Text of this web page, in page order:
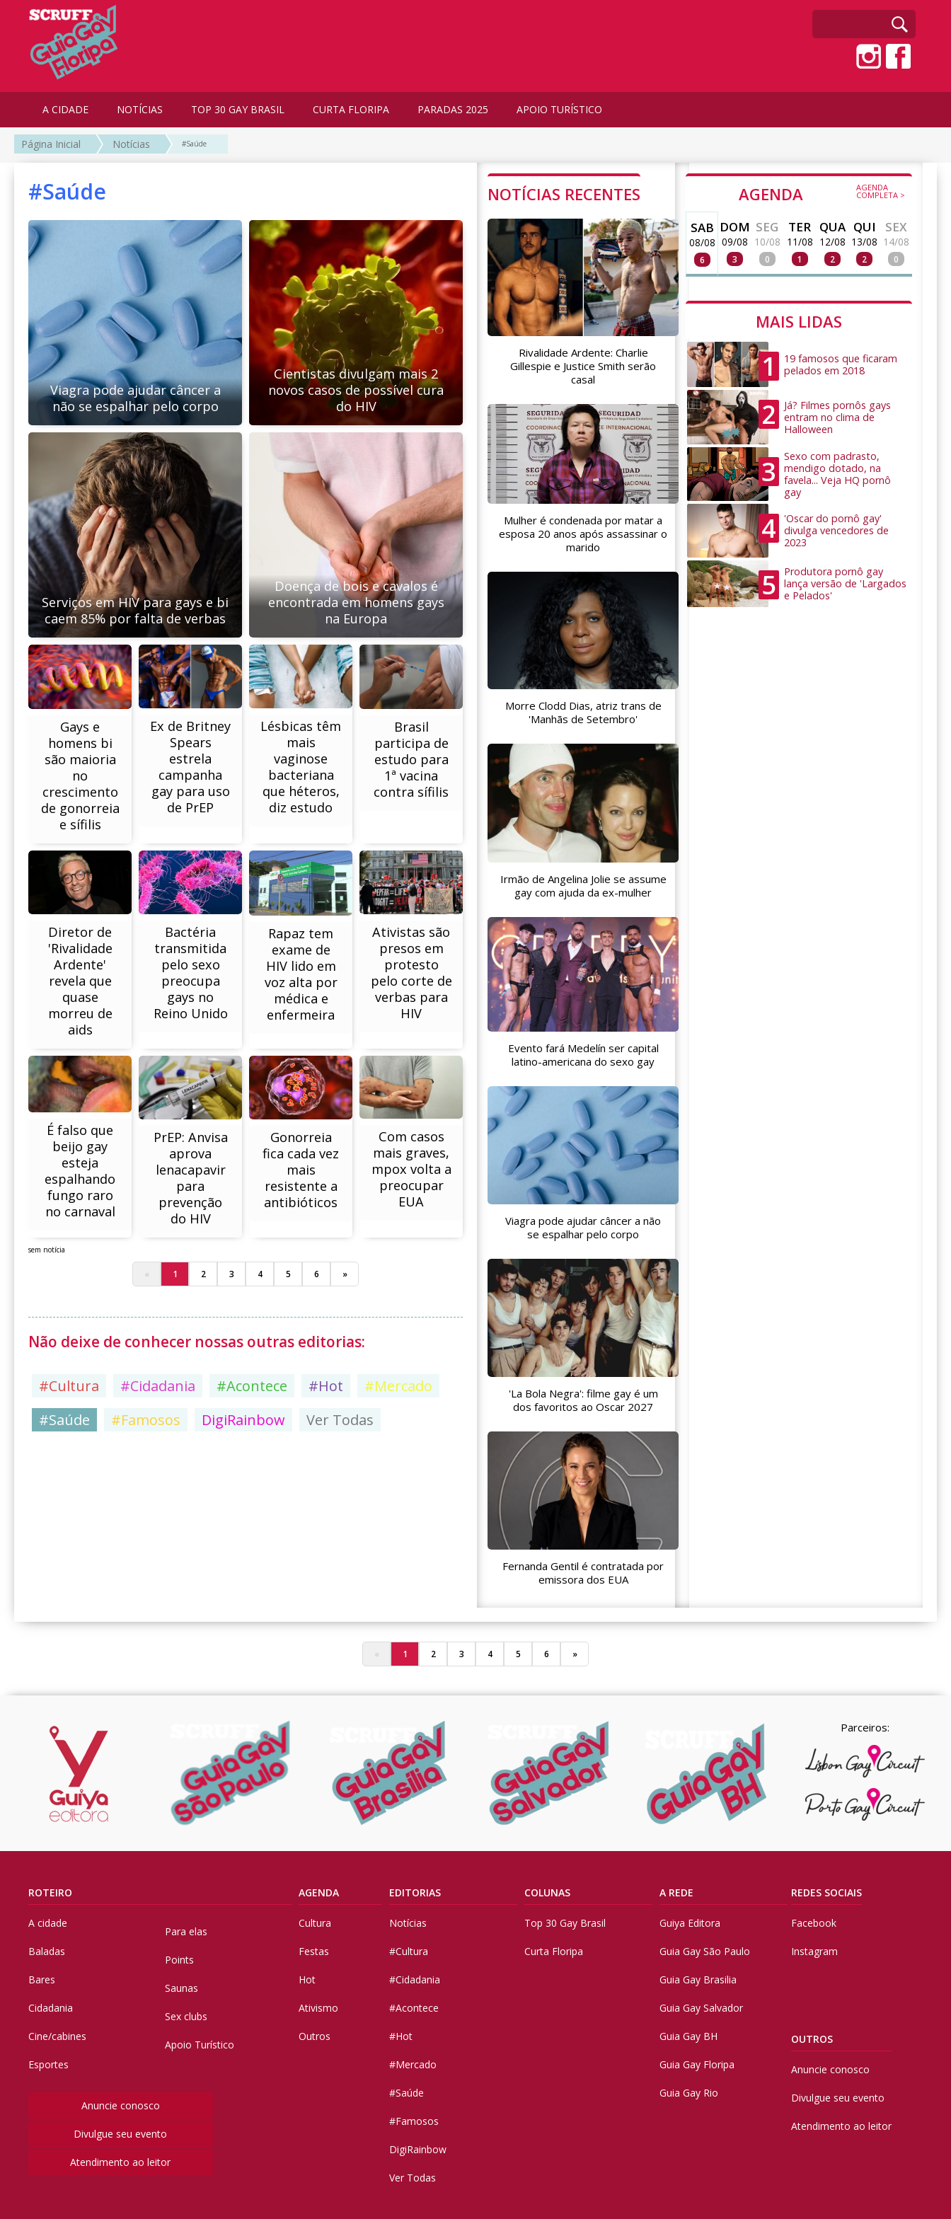
A CIDADE NOTÍCIAS TOP 30 GAY BRASIL CURTA FLORIPA PARADAS 2025 APOIO TURÍSTICO
Página Inicial Notícias #Saúde
#Saúde
Viagra pode ajudar câncer a
não se espalhar pelo corpo
Cientistas divulgam mais 2
novos casos de possível cura
do HIV
Serviços em HIV para gays e bi
caem 85% por falta de verbas
Doença de bois e cavalos é
encontrada em homens gays
na Europa
Gays e
homens bi
são maioria
no
crescimento
de gonorreia
e sífilis
Ex de Britney
Spears
estrela
campanha
gay para uso
de PrEP
Lésbicas têm
mais
vaginose
bacteriana
que héteros,
diz estudo
Brasil
participa de
estudo para
1ª vacina
contra sífilis
Diretor de
'Rivalidade
Ardente'
revela que
quase
morreu de
aids
Bactéria
transmitida
pelo sexo
preocupa
gays no
Reino Unido
Rapaz tem
exame de
HIV lido em
voz alta por
médica e
enfermeira
Ativistas são
presos em
protesto
pelo corte de
verbas para
HIV
É falso que
beijo gay
esteja
espalhando
fungo raro
no carnaval
PrEP: Anvisa
aprova
lenacapavir
para
prevenção
do HIV
Gonorreia
fica cada vez
mais
resistente a
antibióticos
Com casos
mais graves,
mpox volta a
preocupar
EUA
sem notícia
« 1 2 3 4 5 6 »
Não deixe de conhecer nossas outras editorias:
#Cultura #Cidadania #Acontece #Hot
#Mercado
#Saúde
#Famosos DigiRainbow Ver Todas
NOTÍCIAS RECENTES
Rivalidade Ardente: Charlie
Gillespie e Justice Smith serão
casal
Mulher é condenada por matar a
esposa 20 anos após assassinar o
marido
Morre Clodd Dias, atriz trans de
'Manhãs de Setembro'
Irmão de Angelina Jolie se assume
gay com ajuda da ex-mulher
Evento fará Medelín ser capital
latino-americana do sexo gay
Viagra pode ajudar câncer a não
se espalhar pelo corpo
'La Bola Negra': filme gay é um
dos favoritos ao Oscar 2027
Fernanda Gentil é contratada por
emissora dos EUA
AGENDA AGENDA
COMPLETA >
SAB
08/08
6
DOM
09/08
3
SEG
10/08
0
TER
11/08
1
QUA
12/08
2
QUI
13/08
2
SEX
14/08
0
MAIS LIDAS
1
19 famosos que ficaram
pelados em 2018
2
Já? Filmes pornôs gays
entram no clima de
Halloween
3
Sexo com padrasto,
mendigo dotado, na
favela... Veja HQ pornô
gay
4
'Oscar do pornô gay'
divulga vencedores de
2023
5
Produtora pornô gay
lança versão de 'Largados
e Pelados'
« 1 2 3 4 5 6 »
Parceiros:
ROTEIRO
A cidade
Baladas
Bares
Cidadania
Cine/cabines
Esportes
Para elas
Points
Saunas
Sex clubs
Apoio Turístico
Anuncie conosco
Divulgue seu evento
Atendimento ao leitor
AGENDA
Cultura
Festas
Hot
Ativismo
Outros
EDITORIAS
Notícias
#Cultura
#Cidadania
#Acontece
#Hot
#Mercado
#Saúde
#Famosos
DigiRainbow
Ver Todas
COLUNAS
Top 30 Gay Brasil
Curta Floripa
A REDE
Guiya Editora
Guia Gay São Paulo
Guia Gay Brasilia
Guia Gay Salvador
Guia Gay BH
Guia Gay Floripa
Guia Gay Rio
REDES SOCIAIS
Facebook
Instagram
OUTROS
Anuncie conosco
Divulgue seu evento
Atendimento ao leitor